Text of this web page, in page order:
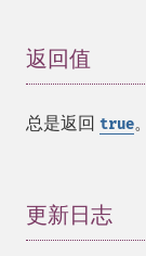
返回值
总是返回 true。
更新日志